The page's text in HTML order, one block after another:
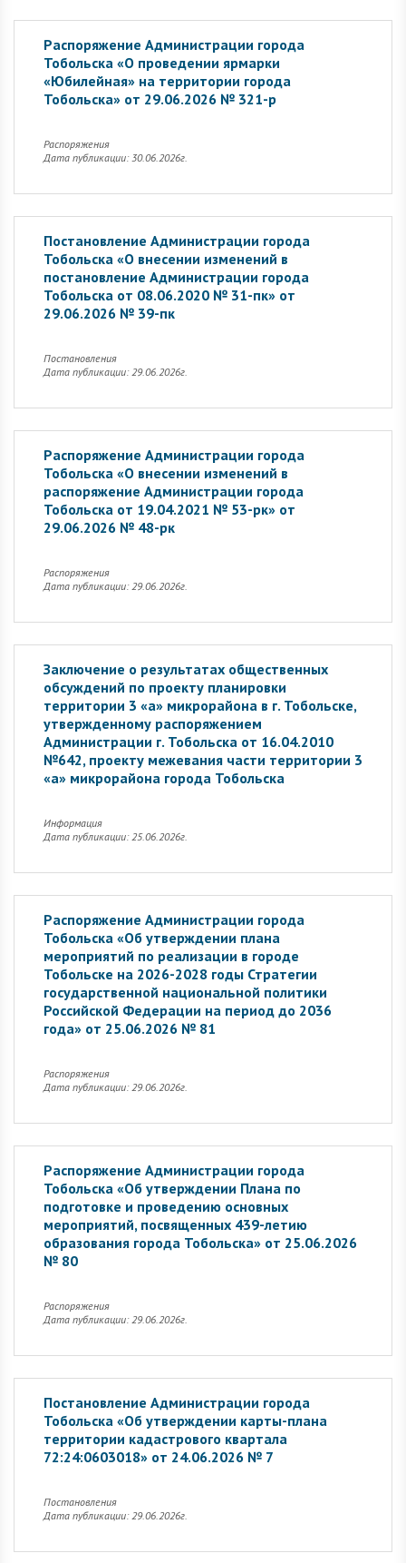
Распоряжение Администрации города
Тобольска «О проведении ярмарки
«Юбилейная» на территории города
Тобольска» от 29.06.2026 № 321-р
Распоряжения
Дата публикации: 30.06.2026г.
Постановление Администрации города
Тобольска «О внесении изменений в
постановление Администрации города
Тобольска от 08.06.2020 № 31-пк» от
29.06.2026 № 39-пк
Постановления
Дата публикации: 29.06.2026г.
Распоряжение Администрации города
Тобольска «О внесении изменений в
распоряжение Администрации города
Тобольска от 19.04.2021 № 53-рк» от
29.06.2026 № 48-рк
Распоряжения
Дата публикации: 29.06.2026г.
Заключение о результатах общественных
обсуждений по проекту планировки
территории 3 «а» микрорайона в г. Тобольске,
утвержденному распоряжением
Администрации г. Тобольска от 16.04.2010
№642, проекту межевания части территории 3
«а» микрорайона города Тобольска
Информация
Дата публикации: 25.06.2026г.
Распоряжение Администрации города
Тобольска «Об утверждении плана
мероприятий по реализации в городе
Тобольске на 2026-2028 годы Стратегии
государственной национальной политики
Российской Федерации на период до 2036
года» от 25.06.2026 № 81
Распоряжения
Дата публикации: 29.06.2026г.
Распоряжение Администрации города
Тобольска «Об утверждении Плана по
подготовке и проведению основных
мероприятий, посвященных 439-летию
образования города Тобольска» от 25.06.2026
№ 80
Распоряжения
Дата публикации: 29.06.2026г.
Постановление Администрации города
Тобольска «Об утверждении карты-плана
территории кадастрового квартала
72:24:0603018» от 24.06.2026 № 7
Постановления
Дата публикации: 29.06.2026г.